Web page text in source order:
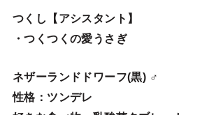
つくし【アシスタント】
・つくつくの愛うさぎ
ネザーランドドワーフ(黒) ♂
性格：ツンデレ